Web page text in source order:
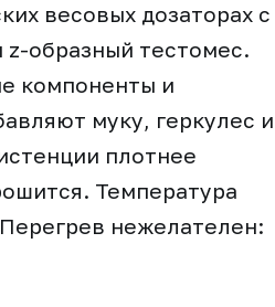
весовых дозаторах с
образный тестомес.
компоненты и
муку, геркулес и
плотнее
Температура
Перегрев нежелателен: